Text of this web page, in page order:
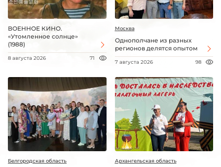
ВОЕННОЕ КИНО.
«Утомленное солнце»
(1988)
8 августа 2026 71
Москва
Однополчане из разных
регионов делятся опытом
7 августа 2026 98
Белгородская область Архангельская область